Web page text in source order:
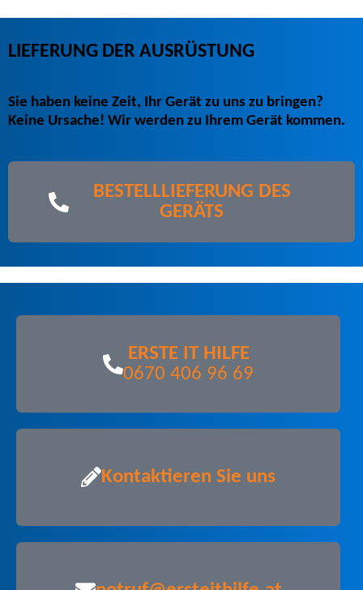
LIEFERUNG DER AUSRÜSTUNG
Sie haben keine Zeit, Ihr Gerät zu uns zu bringen?
Keine Ursache! Wir werden zu Ihrem Gerät kommen.
BESTELLLIEFERUNG DES
GERÄTS
ERSTE IT HILFE
0670 406 96 69
Kontaktieren Sie uns